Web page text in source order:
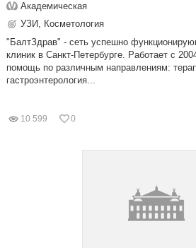
Академическая
УЗИ, Косметология
"БалтЗдрав" - сеть успешно
клиник в Санкт-Петербурге. Работает с
помощь по различным направлениям:
гастроэнтерология...
10 599 0